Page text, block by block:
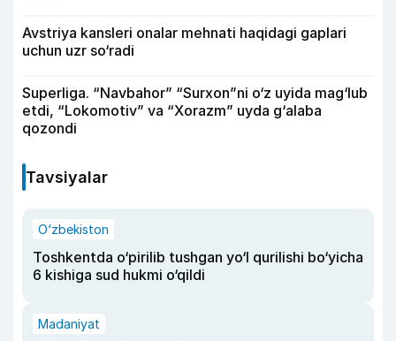
Avstriya kansleri onalar mehnati haqidagi gaplari
uchun uzr so‘radi
Superliga. “Navbahor” “Surxon”ni o‘z uyida mag‘lub
etdi, “Lokomotiv” va “Xorazm” uyda g‘alaba
qozondi
Tavsiyalar
O‘zbekiston
Toshkentda o‘pirilib tushgan yo‘l qurilishi bo‘yicha
6 kishiga sud hukmi o‘qildi
Madaniyat